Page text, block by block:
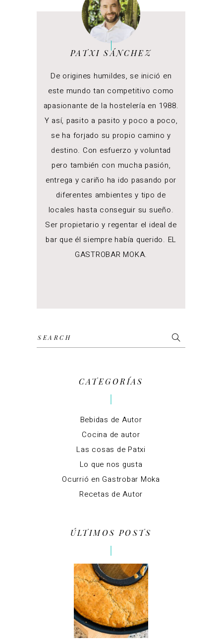
PATXI SÁNCHEZ
De origines humildes, se inició en
este mundo tan competitivo como
apasionante de la hostelería en 1988.
Y así, pasito a pasito y poco a poco,
se ha forjado su propio camino y
destino. Con esfuerzo y voluntad
pero también con mucha pasión,
entrega y cariño ha ido pasando por
diferentes ambientes y tipo de
locales hasta conseguir su sueño.
Ser propietario y regentar el ideal de
bar que él siempre había querido. EL
GASTROBAR MOKA.
Search
for:
CATEGORÍAS
Bebidas de Autor
Cocina de autor
Las cosas de Patxi
Lo que nos gusta
Ocurrió en Gastrobar Moka
Recetas de Autor
ÚLTIMOS POSTS